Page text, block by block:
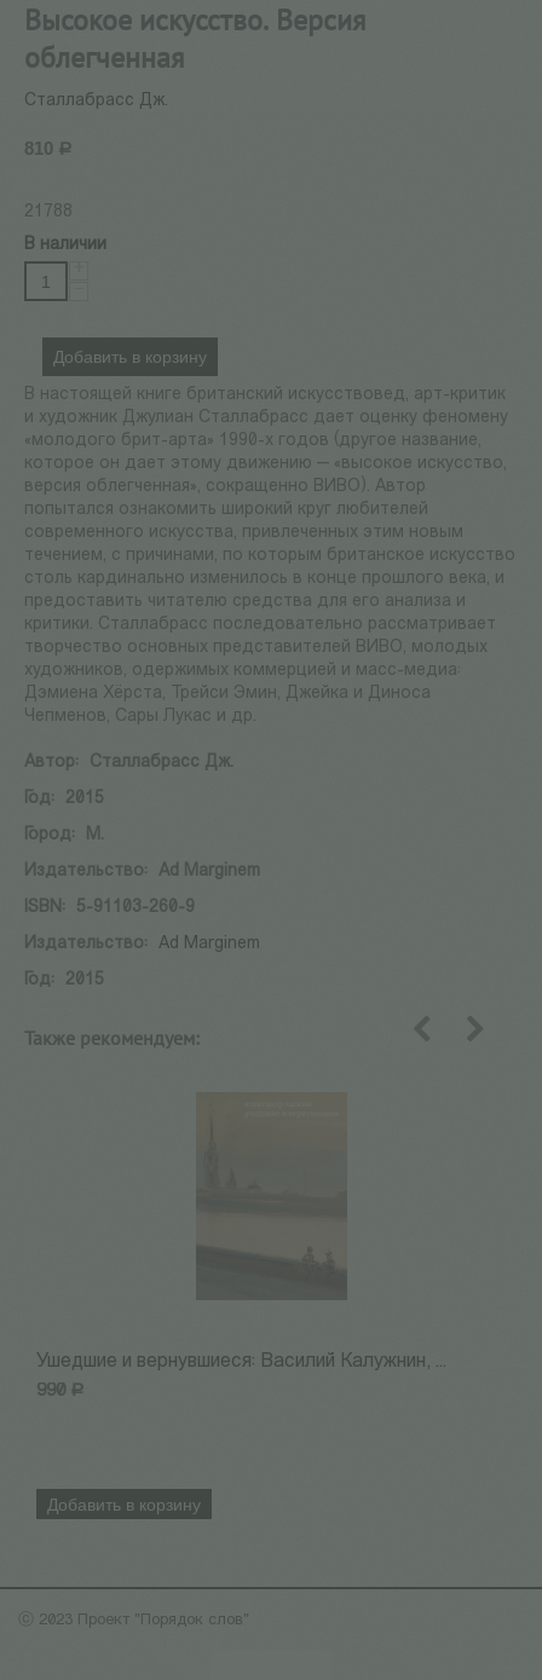
Высокое искусство. Версия
облегченная
Сталлабрасс Дж.
810 Р
21788
В наличии
Добавить в корзину
В настоящей книге британский искусствовед, арт-критик
и художник Джулиан Сталлабрасс дает оценку феномену
«молодого брит-арта» 1990-х годов (другое название,
которое он дает этому движению — «высокое искусство,
версия облегченная», сокращенно ВИВО). Автор
попытался ознакомить широкий круг любителей
современного искусства, привлеченных этим новым
течением, с причинами, по которым британское искусство
столь кардинально изменилось в конце прошлого века, и
предоставить читателю средства для его анализа и
критики. Сталлабрасс последовательно рассматривает
творчество основных представителей ВИВО, молодых
художников, одержимых коммерцией и масс-медиа:
Дэмиена Хёрста, Трейси Эмин, Джейка и Диноса
Чепменов, Сары Лукас и др.
Автор:
Сталлабрасс Дж.
Год:
2015
Город:
М.
Издательство:
Ad Marginem
ISBN:
5-91103-260-9
Издательство:
Ad Marginem
Год:
2015
Также рекомендуем:
Ушедшие и вернувшиеся: Василий Калужнин, ...
990 Р
Добавить в корзину
ⓒ 2023 Проект "Порядок слов"